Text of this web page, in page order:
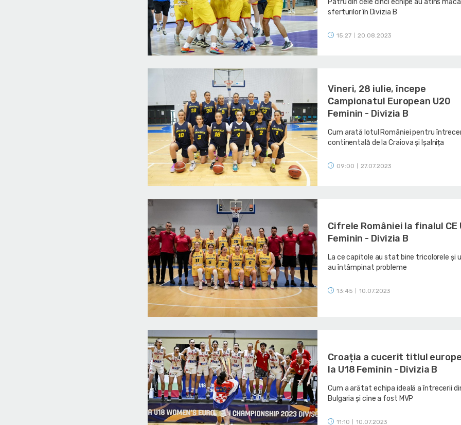
sferturilor în Divizia B
15:27 20.08.2023
Vineri, 28 iulie, începe
Campionatul European U20
Feminin - Divizia B
Cum arată lotul României pentru
continentală de la Craiova și Ișalnița
09:00 27.07.2023
Cifrele României la finalul CE
Feminin - Divizia B
La ce capitole au stat bine tricolorele și
au întâmpinat probleme
13:45 10.07.2023
Croația a cucerit titlul
la U18 Feminin - Divizia B
Cum a arătat echipa ideală a întrecerii
Bulgaria și cine a fost MVP
11:10 10.07.2023